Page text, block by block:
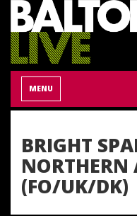
MENU
BRIGHT
NORTHERN
(FO/UK/DK)